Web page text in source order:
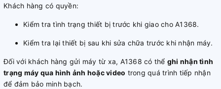
Khách hàng có quyền:
Kiểm tra tình trạng thiết bị trước khi giao cho A1368.
Kiểm tra lại thiết bị sau khi sửa chữa trước khi nhận máy.
Đối với khách hàng gửi máy từ xa, A1368 có thể ghi nhận tình
trạng máy qua hình ảnh hoặc video trong quá trình tiếp nhận
để đảm bảo minh bạch.